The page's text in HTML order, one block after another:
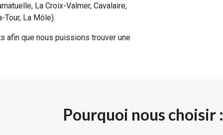
La Croix-Valmer, Cavalaire,
Tour, La Môle).
afin que nous puissions trouver une
Pourquoi nous choisir :